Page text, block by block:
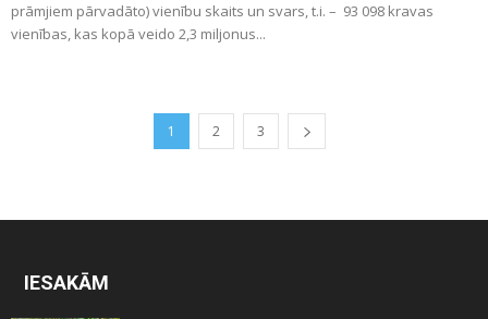
prāmjiem pārvadāto) vienību skaits un svars, t.i. – 93 098 kravas
vienības, kas kopā veido 2,3 miljonus...
1 2 3
IESAKĀM